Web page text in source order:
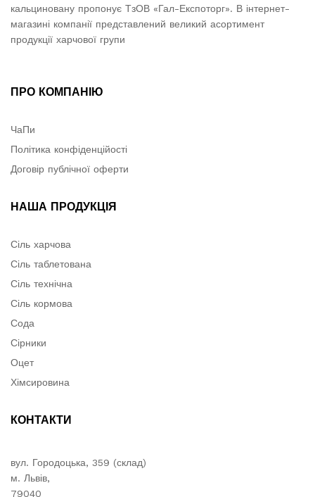
кальциновану пропонує ТзОВ «Гал-Експоторг». В інтернет-
магазині компанії представлений великий асортимент
продукції харчової групи
ПРО КОМПАНІЮ
ЧаПи
Політика конфіденційості
Договір публічної оферти
НАША ПРОДУКЦІЯ
Сіль харчова
Сіль таблетована
Сіль технічна
Сіль кормова
Сода
Сірники
Оцет
Хімсировина
КОНТАКТИ
вул. Городоцька, 359 (склад)
м. Львів,
79040